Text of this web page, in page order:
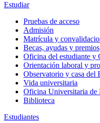
Estudiar
Pruebas de acceso
Admisión
Matrícula y
Becas, ayudas y premios
Oficina del estudiante y
Orientación laboral y
Observatorio y casa del
Vida universitaria
Oficina Universitaria de
Biblioteca
Estudiantes